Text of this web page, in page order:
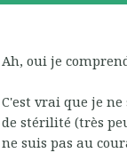
Ah, oui je
C'est vrai que je
de stérilité (très
ne suis pas au